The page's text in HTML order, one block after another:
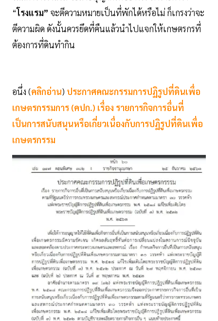
“โรงแรม” จะตีความหมายเป็นที่พักได้หรือไม่ ก็เกรงว่าจะ
ตีความผิด ดังนั้นควรยึดที่คืนแล้วนำไปแจกให้เกษตรกรที่
ต้องการที่ดินทำกิน
อนึ่ง (คลิกอ่าน) ประกาศคณะกรรมการปฏิรูปที่ดินเพื่อ
เกษตรกรรมการ (คปก.) เรื่อง รายการกิจการอื่นที่
เป็นการสนับสนุนหรือเกี่ยวเนื่องกับการปฏิรูปที่ดินเพื่อ
เกษตรกรรม